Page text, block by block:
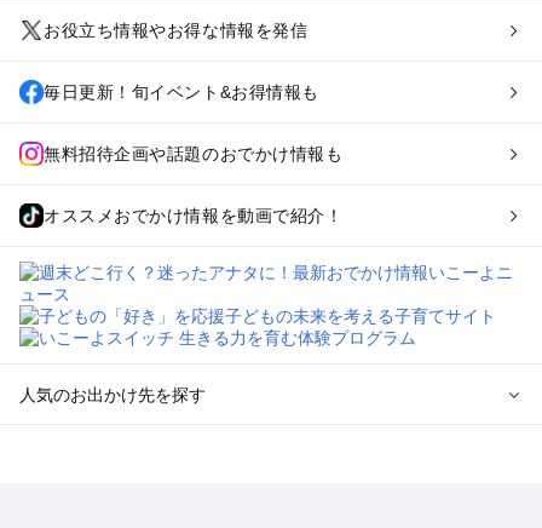
お役立ち情報やお得な情報を発信
毎日更新！旬イベント&お得情報も
無料招待企画や話題のおでかけ情報も
オススメおでかけ情報を動画で紹介！
人気のお出かけ先を探す